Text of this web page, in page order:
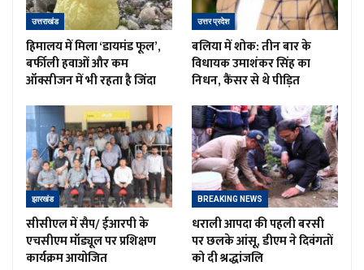
उत्तराखंड
हिमालय में मिला ‘डायमंड फूल’,
बर्फीली हवाओं और कम
ऑक्सीजन में भी रहता है जिंदा
उत्तर प्रदेश
बलिया में शोक: तीन बार के
विधायक उमाशंकर सिंह का
निधन, कैंसर से थे पीड़ित
झारखंड
सीसीएल में सैप/ ईआरपी के
एचसीएम मॉड्यूल पर प्रशिक्षण
कार्यक्रम आयोजित
BREAKING NEWS
धराली आपदा की पहली बरसी
पर छलके आंसू, डीएम ने दिवंगतों
को दी श्रद्धांजलि